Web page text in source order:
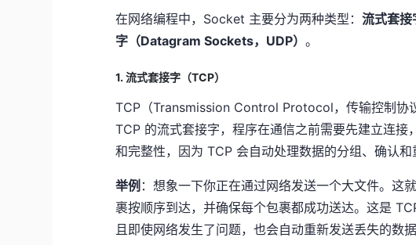
在网络编程中，Socket 主要分为两种类型：流式套
字（Datagram Sockets，UDP）。
1. 流式套接字（TCP）
TCP（Transmission Control Protocol，传输控制协
TCP 的流式套接字，程序在通信之前需要先建立连
和完整性，因为 TCP 会自动处理数据的分组、确认和
举例 ：想象一下你正在通过网络发送一个大文件。这
裹按顺序到达，并确保每个包裹都成功送达。这是
且即使网络发生了问题，也会自动重新发送丢失的数据